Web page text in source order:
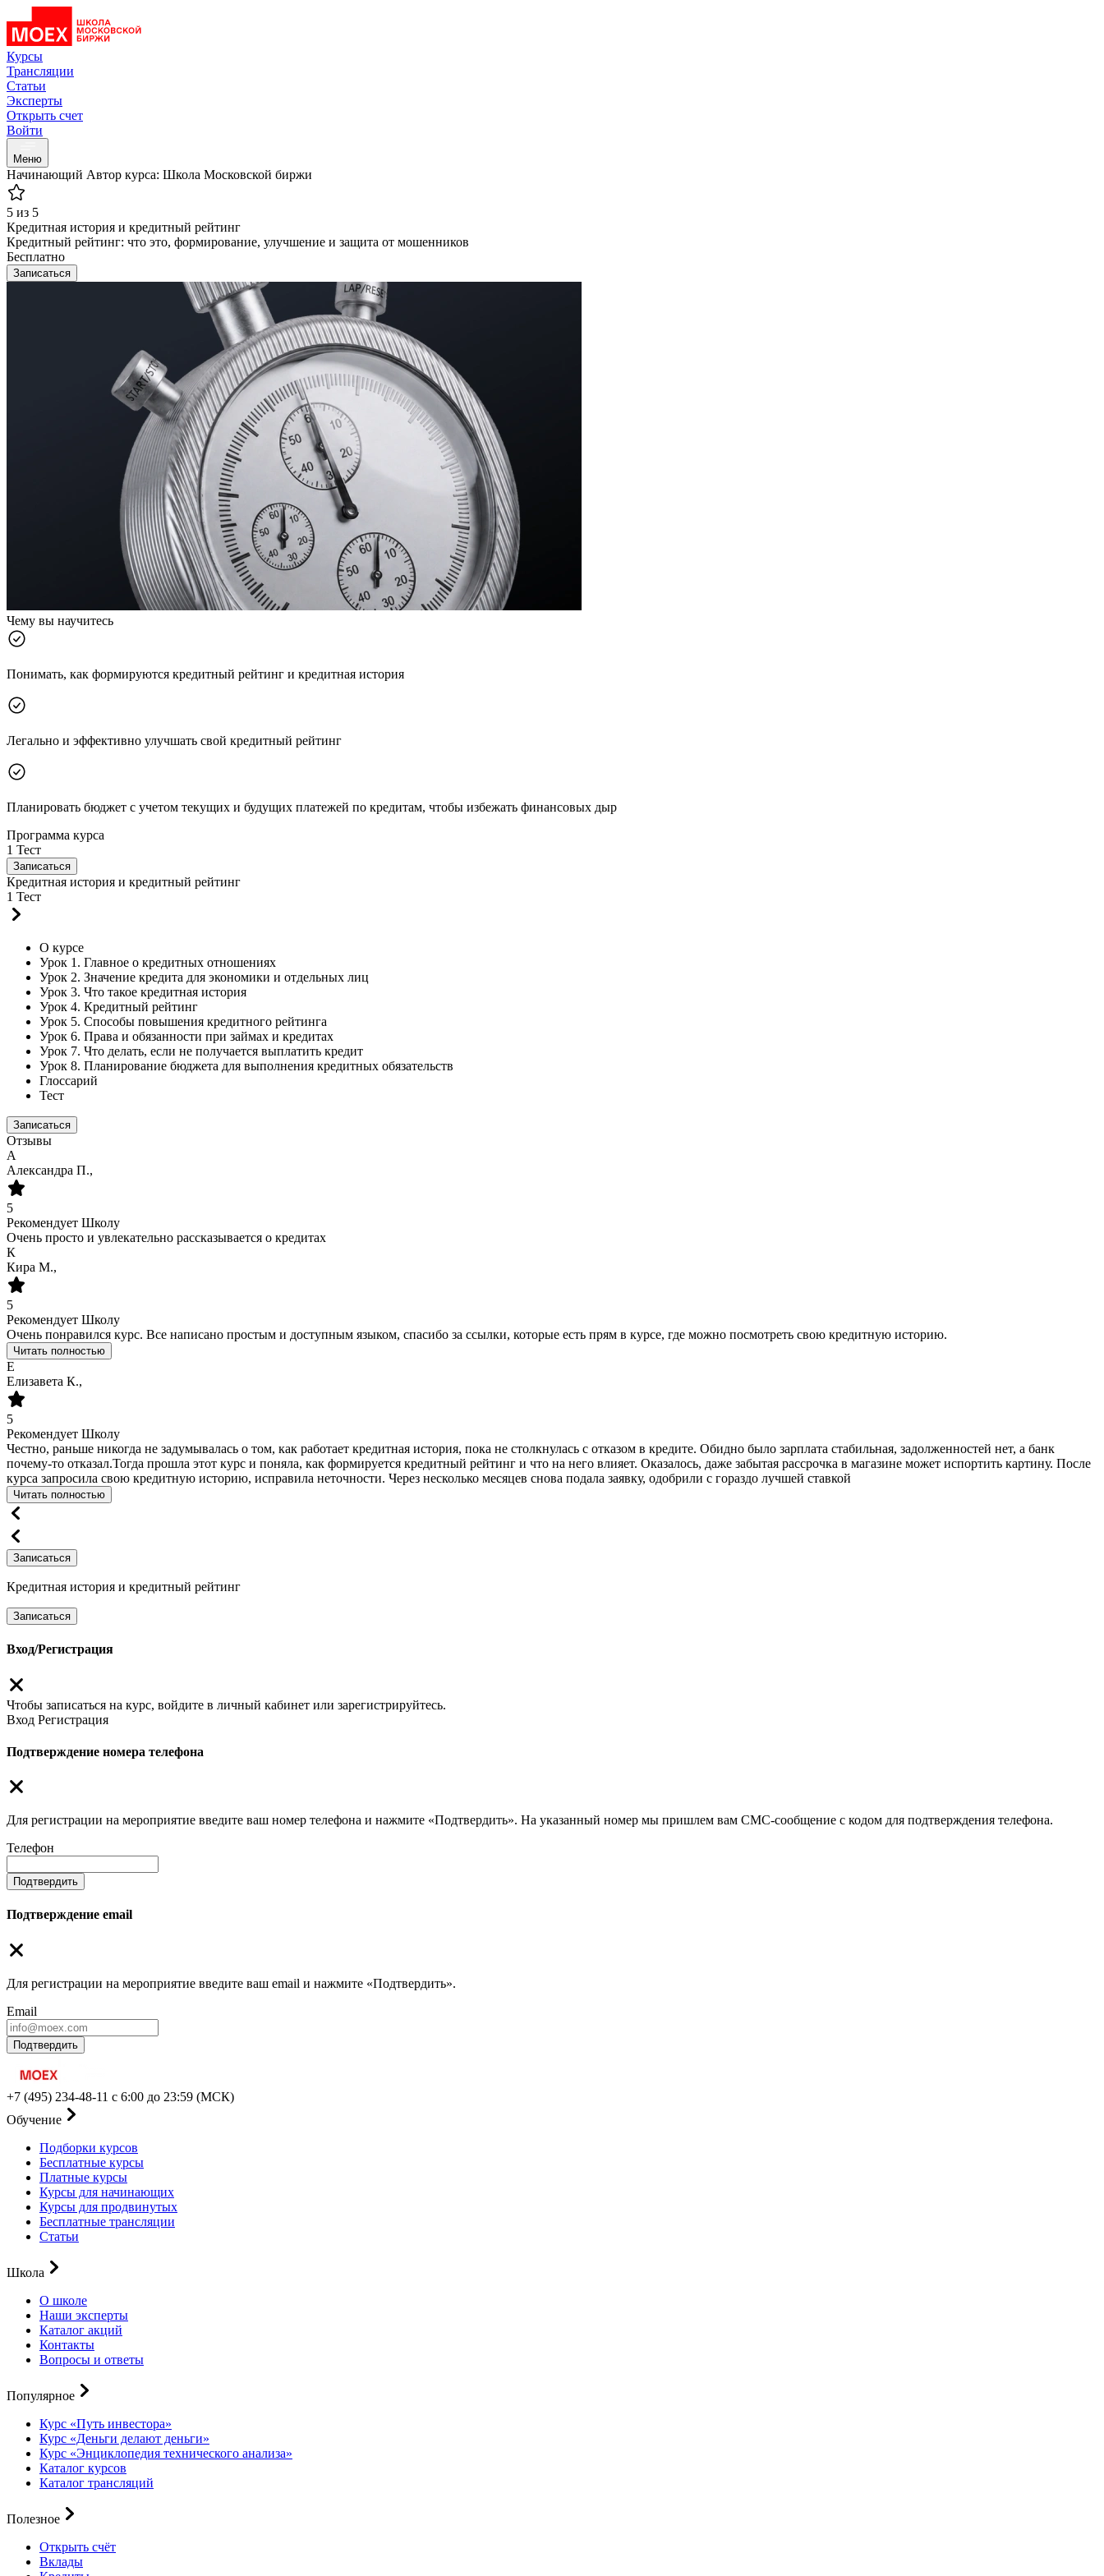
Курсы
Трансляции
Статьи
Эксперты
Открыть счет
Войти
Меню
Начинающий Автор курса: Школа Московской биржи
5 из 5
Кредитная история и кредитный рейтинг
Кредитный рейтинг: что это, формирование, улучшение и защита от мошенников
Бесплатно
Записаться
Чему вы научитесь
Понимать, как формируются кредитный рейтинг и кредитная история
Легально и эффективно улучшать свой кредитный рейтинг
Планировать бюджет с учетом текущих и будущих платежей по кредитам, чтобы избежать финансовых дыр
Программа курса
1 Тест
Записаться
Кредитная история и кредитный рейтинг
1 Тест
О курсе
Урок 1. Главное о кредитных отношениях
Урок 2. Значение кредита для экономики и отдельных лиц
Урок 3. Что такое кредитная история
Урок 4. Кредитный рейтинг
Урок 5. Способы повышения кредитного рейтинга
Урок 6. Права и обязанности при займах и кредитах
Урок 7. Что делать, если не получается выплатить кредит
Урок 8. Планирование бюджета для выполнения кредитных обязательств
Глоссарий
Тест
Записаться
Отзывы
А
Александра П.,
5
Рекомендует Школу
Очень просто и увлекательно рассказывается о кредитах
К
Кира М.,
5
Рекомендует Школу
Очень понравился курс. Все написано простым и доступным языком, спасибо за ссылки, которые есть прям в курсе, где можно посмотреть свою кредитную историю.
Читать полностью
Е
Елизавета К.,
5
Рекомендует Школу
Честно, раньше никогда не задумывалась о том, как работает кредитная история, пока не столкнулась с отказом в кредите. Обидно было зарплата стабильная, задолженностей нет, а банк
почему-то отказал.Тогда прошла этот курс и поняла, как формируется кредитный рейтинг и что на него влияет. Оказалось, даже забытая рассрочка в магазине может испортить картину. После
курса запросила свою кредитную историю, исправила неточности. Через несколько месяцев снова подала заявку, одобрили с гораздо лучшей ставкой
Читать полностью
Записаться
Кредитная история и кредитный рейтинг
Записаться
Вход/Регистрация
Чтобы записаться на курс, войдите в личный кабинет или зарегистрируйтесь.
Вход Регистрация
Подтверждение номера телефона
Для регистрации на мероприятие введите ваш номер телефона и нажмите «Подтвердить». На указанный номер мы пришлем вам СМС-сообщение с кодом для подтверждения телефона.
Телефон
Подтвердить
Подтверждение email
Для регистрации на мероприятие введите ваш email и нажмите «Подтвердить».
Email
Подтвердить
+7 (495) 234-48-11 с 6:00 до 23:59 (МСК)
Обучение
Подборки курсов
Бесплатные курсы
Платные курсы
Курсы для начинающих
Курсы для продвинутых
Бесплатные трансляции
Статьи
Школа
О школе
Наши эксперты
Каталог акций
Контакты
Вопросы и ответы
Популярное
Курс «Путь инвестора»
Курс «Деньги делают деньги»
Курс «Энциклопедия технического анализа»
Каталог курсов
Каталог трансляций
Полезное
Открыть счёт
Вклады